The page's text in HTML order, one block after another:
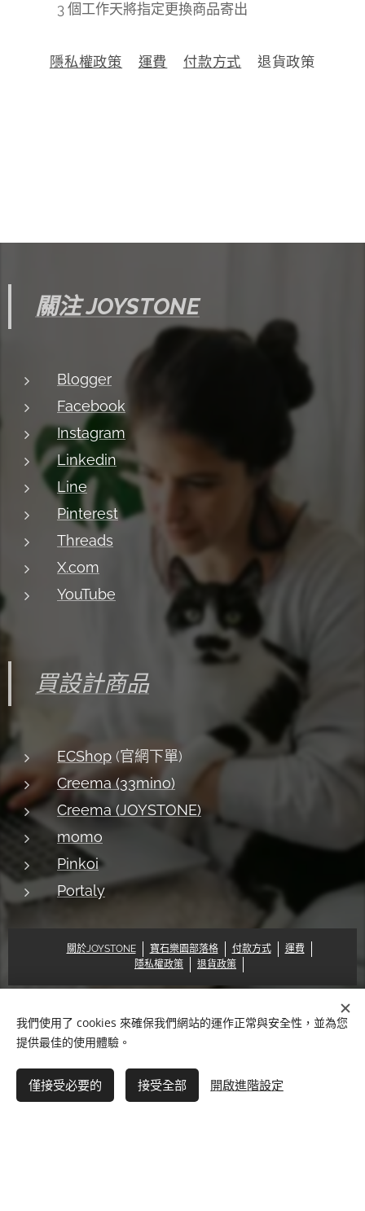
3 個工作天將指定更換商品寄出
隱私權政策 運費 付款方式 退貨政策
關注 JOYSTONE
Blogger
Facebook
Instagram
Linkedin
Line
Pinterest
Threads
X.com
YouTube
買設計商品
ECShop (官網下單)
Creema (33mino)
Creema (JOYSTONE)
momo
Pinkoi
Portaly
關於JOYSTONE 寶石樂園部落格 付款方式
運費
隱私權政策
退貨政策
© 2018 Pat & Mary Works Ltd. All rights reserved.
語言
中文 (繁體)
English
我們使用了 cookies 來確保我們網站的運作正常與安全性，並為您
提供最佳的使用體驗。
僅接受必要的 接受全部 開啟進階設定